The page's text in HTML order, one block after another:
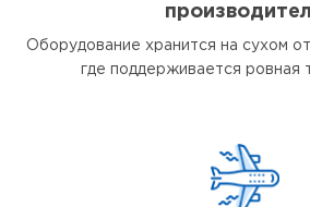
Оборудование хранится на сухом
где поддерживается ровная